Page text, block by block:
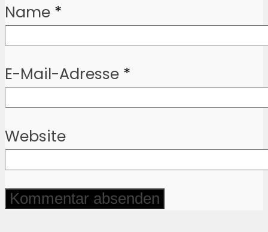
Name *
E-Mail-Adresse *
Website